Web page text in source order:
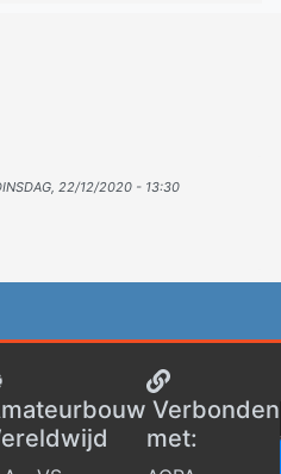
22/12/2020 - 13:30
Verbonden
met: